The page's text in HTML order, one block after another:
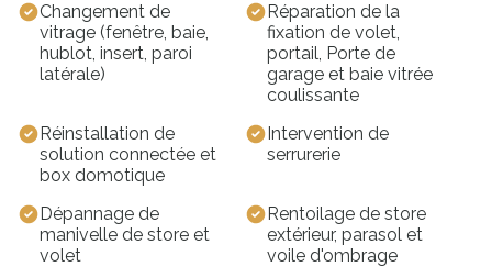
Changement de
vitrage (fenêtre, baie,
hublot, insert, paroi
latérale)
Réparation de la
fixation de volet,
portail, Porte de
garage et baie vitrée
coulissante
Réinstallation de
solution connectée et
box domotique
Intervention de
serrurerie
Dépannage de
manivelle de store et
volet
Rentoilage de store
extérieur, parasol et
voile d'ombrage